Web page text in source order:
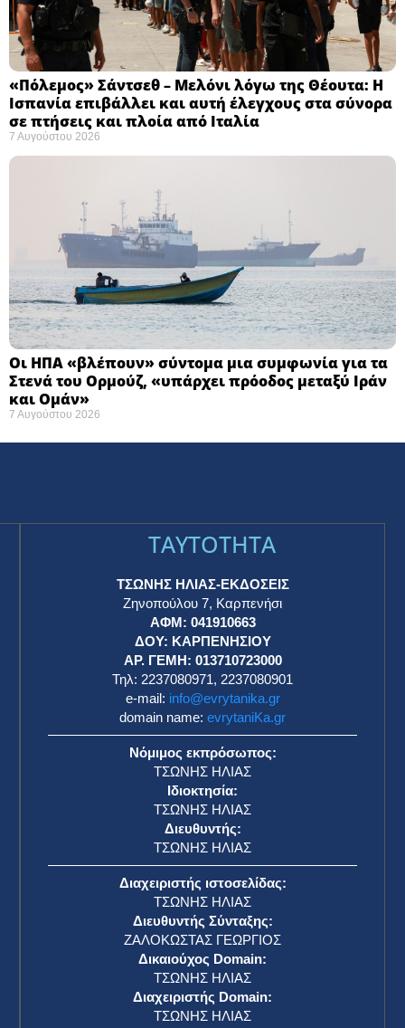
«Πόλεμος» Σάντσεθ – Μελόνι λόγω της Θέουτα: Η
Ισπανία επιβάλλει και αυτή έλεγχους στα σύνορα
σε πτήσεις και πλοία από Ιταλία
7 Αυγούστου 2026
Οι ΗΠΑ «βλέπουν» σύντομα μια συμφωνία για τα
Στενά του Ορμούζ, «υπάρχει πρόοδος μεταξύ Ιράν
και Ομάν»
7 Αυγούστου 2026
TAYTOTHTA
ΤΣΩΝΗΣ ΗΛΙΑΣ-ΕΚΔΟΣΕΙΣ
Ζηνοπούλου 7, Καρπενήσι
ΑΦΜ: 041910663
ΔΟΥ: ΚΑΡΠΕΝΗΣΙΟΥ
ΑΡ. ΓΕΜΗ: 013710723000
Τηλ: 2237080971, 2237080901
e-mail: info@evrytanika.gr
domain name: evrytaniKa.gr
Νόμιμος εκπρόσωπος:
ΤΣΩΝΗΣ ΗΛΙΑΣ
Ιδιοκτησία:
ΤΣΩΝΗΣ ΗΛΙΑΣ
Διευθυντής:
ΤΣΩΝΗΣ ΗΛΙΑΣ
Διαχειριστής ιστοσελίδας:
ΤΣΩΝΗΣ ΗΛΙΑΣ
Διευθυντής Σύνταξης:
ΖΑΛΟΚΩΣΤΑΣ ΓΕΩΡΓΙΟΣ
Δικαιούχος Domain:
ΤΣΩΝΗΣ ΗΛΙΑΣ
Διαχειριστής Domain:
ΤΣΩΝΗΣ ΗΛΙΑΣ